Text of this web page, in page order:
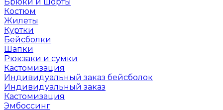
Костюм
Жилеты
Куртки
Бейсболки
Шапки
Рюкзаки и сумки
Кастомизация
Индивидуальный заказ бейсболок
Индивидуальный заказ
Кастомизация
Эмбоссинг